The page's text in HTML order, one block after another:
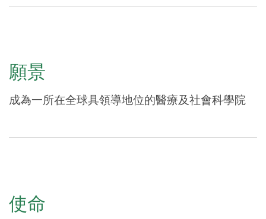
願景
成為一所在全球具領導地位的醫療及社會科學院
使命